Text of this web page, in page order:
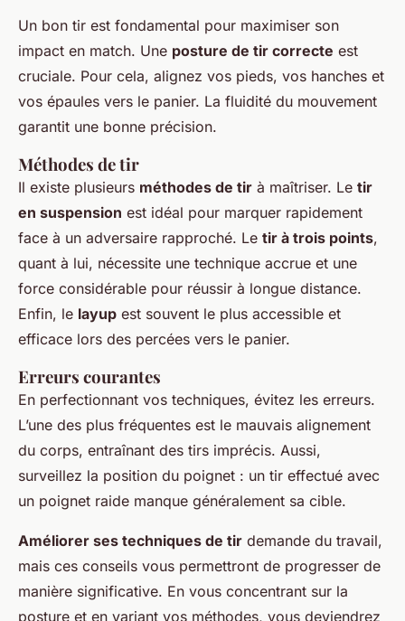
Un bon tir est fondamental pour maximiser son
impact en match. Une posture de tir correcte est
cruciale. Pour cela, alignez vos pieds, vos hanches et
vos épaules vers le panier. La fluidité du mouvement
garantit une bonne précision.
Méthodes de tir
Il existe plusieurs méthodes de tir à maîtriser. Le tir
en suspension est idéal pour marquer rapidement
face à un adversaire rapproché. Le tir à trois points,
quant à lui, nécessite une technique accrue et une
force considérable pour réussir à longue distance.
Enfin, le layup est souvent le plus accessible et
efficace lors des percées vers le panier.
Erreurs courantes
En perfectionnant vos techniques, évitez les erreurs.
L’une des plus fréquentes est le mauvais alignement
du corps, entraînant des tirs imprécis. Aussi,
surveillez la position du poignet : un tir effectué avec
un poignet raide manque généralement sa cible.
Améliorer ses techniques de tir demande du travail,
mais ces conseils vous permettront de progresser de
manière significative. En vous concentrant sur la
posture et en variant vos méthodes, vous deviendrez